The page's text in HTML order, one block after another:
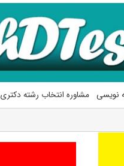
نویسی مشاوره انتخاب رشته دکتری